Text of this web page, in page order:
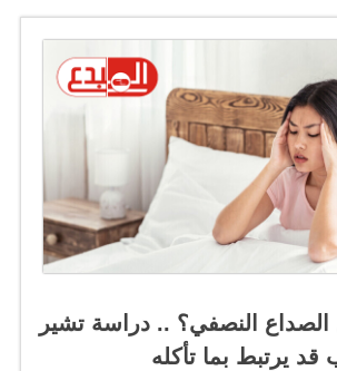
النصفي؟ .. دراسة تشير
قد يرتبط بما تأكله